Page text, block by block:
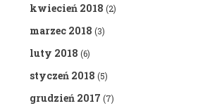
kwiecień 2018 (2)
marzec 2018 (3)
luty 2018 (6)
styczeń 2018 (5)
grudzień 2017 (7)